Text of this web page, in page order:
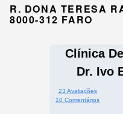
R. DONA TERESA
8000-312 FARO
Clínica
Dr. Ivo
23 Avaliações
10 Comentários